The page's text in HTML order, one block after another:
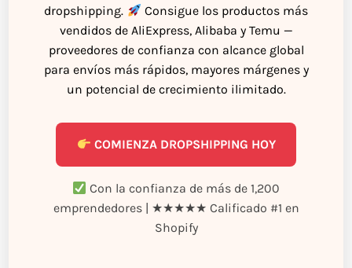
dropshipping.
Consigue los productos más
vendidos de AliExpress, Alibaba y Temu —
proveedores de confianza con alcance global
para envíos más rápidos, mayores márgenes y
un potencial de crecimiento ilimitado.
COMIENZA DROPSHIPPING HOY
Con la confianza de más de 1,200
emprendedores | ★★★★★ Calificado #1 en
Shopify